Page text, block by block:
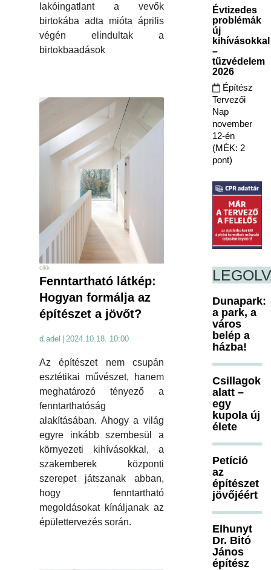
lakóingatlant a vevők
birtokába adta mióta április
végén elindultak a
birtokbaadások
cikk
Fenntartható látkép:
Hogyan formálja az
építészet a jövőt?
d.adel 2024.10.18. 10:00
Az építészet nem csupán
esztétikai művészet, hanem
meghatározó tényező a
fenntarthatóság
alakításában. Ahogy a világ
egyre inkább szembesül a
környezeti kihívásokkal, a
szakemberek központi
szerepet játszanak abban,
hogy fenntartható
megoldásokat kínáljanak az
épülettervezés során.
Évtizedes
problémák
új
kihívásokkal
–
tűzvédelem
2026
Építész
Tervezői
Nap
november
12-én
(MÉK: 2
pont)
Dunapark:
a park, a
város
belép a
házba!
Csillagok
alatt –
egy
kupola új
élete
Petíció
az
építészet
jövőjéért
Elhunyt
Dr. Bitó
János
építész